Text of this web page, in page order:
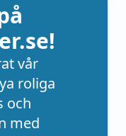
vår
roliga
och
med